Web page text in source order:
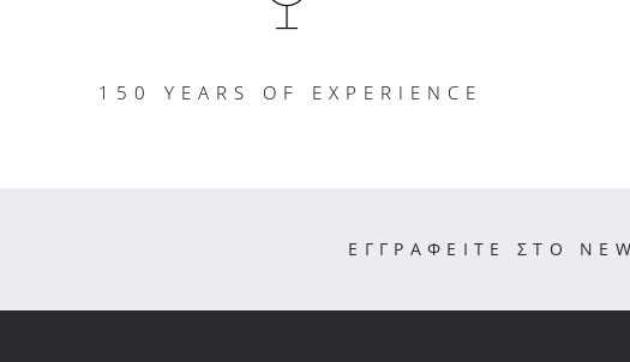
150 YEARS OF EXPERIENCE
ΕΓΓΡΑΦΕΙΤΕ ΣΤΟ